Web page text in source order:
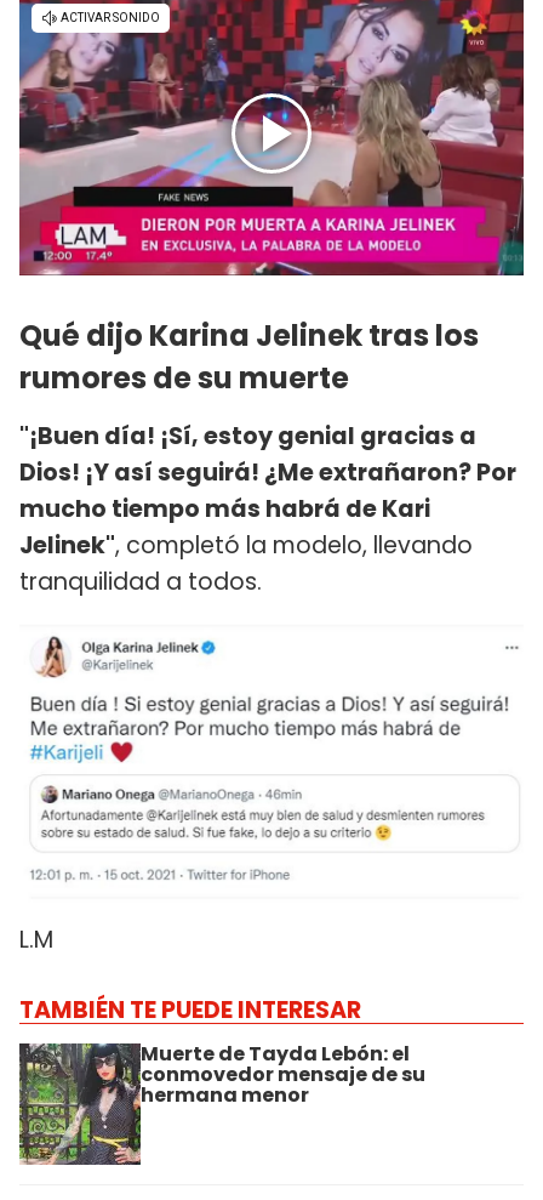
Qué dijo Karina Jelinek tras los
rumores de su muerte
"¡Buen día! ¡Sí, estoy genial gracias a
Dios! ¡Y así seguirá! ¿Me extrañaron? Por
mucho tiempo más habrá de Kari
Jelinek", completó la modelo, llevando
tranquilidad a todos.
L.M
TAMBIÉN TE PUEDE INTERESAR
Muerte de Tayda Lebón: el
conmovedor mensaje de su
hermana menor